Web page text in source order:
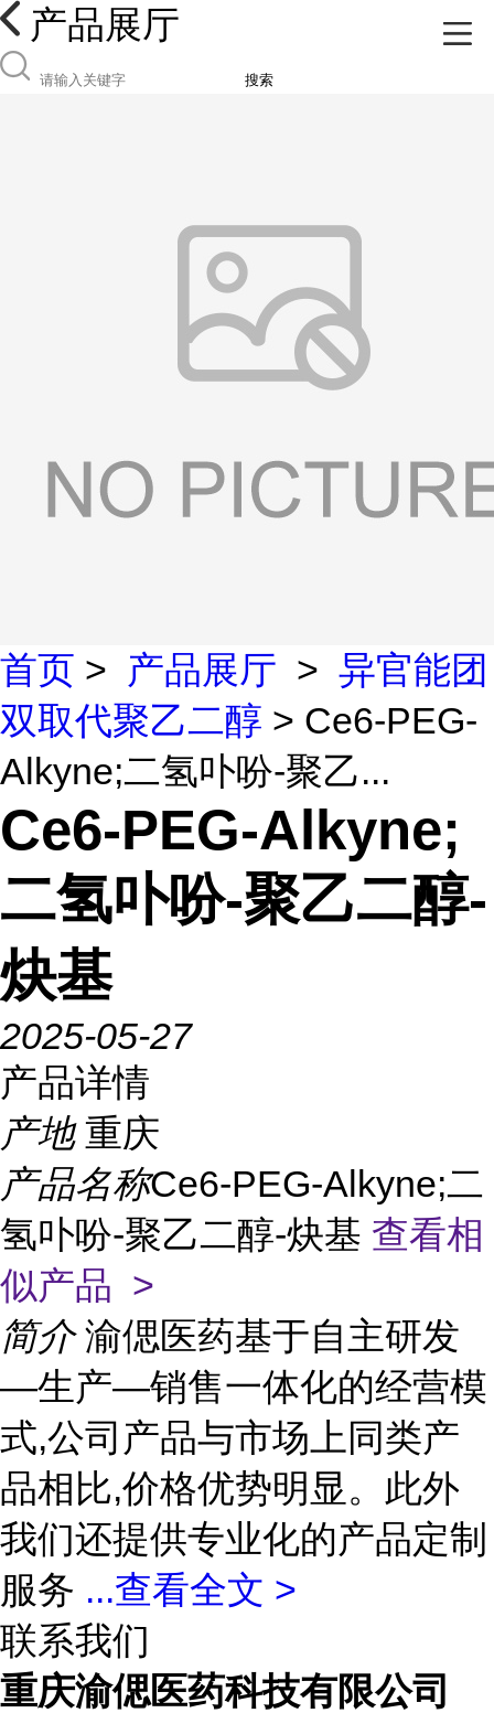
产品展厅
搜索
首页 > 产品展厅 > 异官能团
双取代聚乙二醇 > Ce6-PEG-
Alkyne;二氢卟吩-聚乙...
Ce6-PEG-Alkyne;
二氢卟吩-聚乙二醇-
炔基
2025-05-27
产品详情
产地 重庆
产品名称Ce6-PEG-Alkyne;二
氢卟吩-聚乙二醇-炔基 查看相
似产品 >
简介 渝偲医药基于自主研发
—生产—销售一体化的经营模
式,公司产品与市场上同类产
品相比,价格优势明显。此外
我们还提供专业化的产品定制
服务 ...查看全文 >
联系我们
重庆渝偲医药科技有限公司